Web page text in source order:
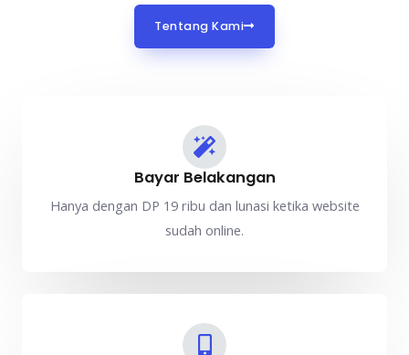
Tentang Kami
Bayar Belakangan
Hanya dengan DP 19 ribu dan lunasi ketika website
sudah online.